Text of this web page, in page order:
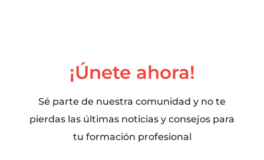
¡Únete ahora!
Sé parte de nuestra comunidad y no te
pierdas las últimas noticias y consejos para
tu formación profesional